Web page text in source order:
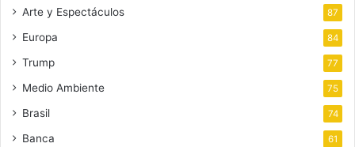
Arte y Espectáculos 87
Europa 84
Trump 77
Medio Ambiente 75
Brasil 74
Banca 61